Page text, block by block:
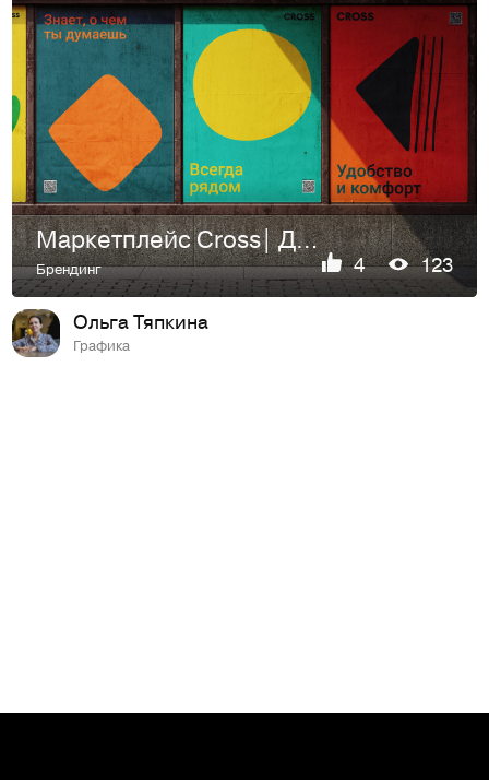
Маркетплейс Cross| Дизайн логотипа
Брендинг 4 123
Ольга Тяпкина
Графика